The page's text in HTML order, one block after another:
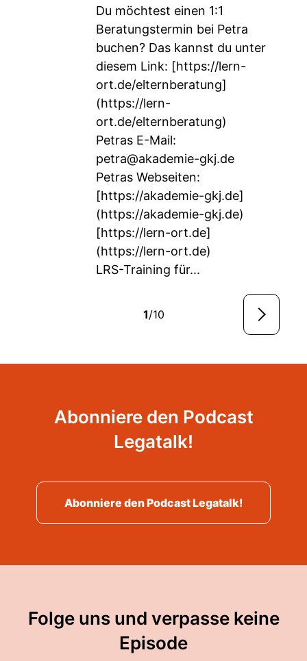
Du möchtest einen 1:1
Beratungstermin bei Petra
buchen? Das kannst du unter
diesem Link: [https://lern-
ort.de/elternberatung]
(https://lern-
ort.de/elternberatung)
Petras E-Mail:
petra@akademie-gkj.de
Petras Webseiten:
[https://akademie-gkj.de]
(https://akademie-gkj.de)
[https://lern-ort.de]
(https://lern-ort.de)
LRS-Training für...
1/10
Abonniere den Podcast
Legatalk!
Abonniere den Podcast Legatalk!
Folge uns und verpasse keine
Episode